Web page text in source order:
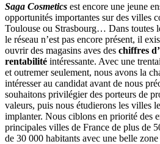
Saga Cosmetics est encore une jeune
opportunités importantes sur des villes
Toulouse ou Strasbourg… Dans toutes
le réseau n’est pas encore présent, il
ouvrir des magasins aves des chiffres
rentabilité intéressante. Avec une
et outremer seulement, nous avons la
intéresser au candidat avant de nous
souhaitons privilégier des porteurs de
valeurs, puis nous étudierons les villes
implanter. Nous ciblons en priorité des
principales villes de France de plus de
de 30 000 habitants avec une belle